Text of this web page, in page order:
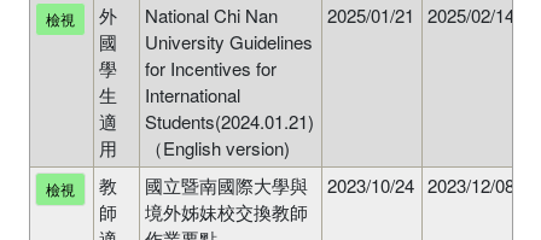
檢視
外
國
學
生
適
用
National Chi Nan
University Guidelines
for Incentives for
International
Students(2024.01.21)
（English version)
2025/01/21 2025/02/14
檢視
教
師
國立暨南國際大學與
境外姊妹校交換教師
2023/10/24 2023/12/08